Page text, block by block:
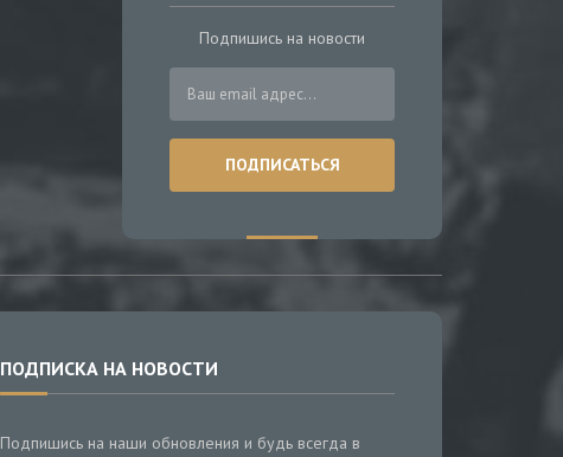
Подпишись на новости
ПОДПИСКА НА НОВОСТИ
Подпишись на наши обновления и будь всегда в